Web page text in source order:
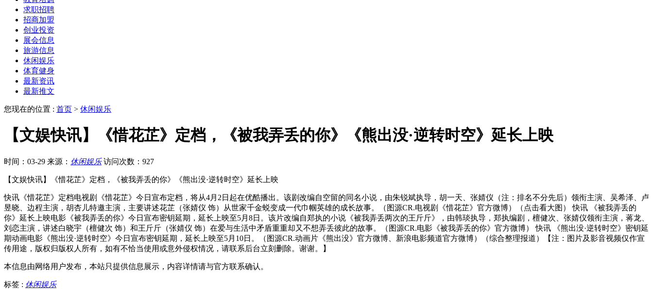
求职招聘
招商加盟
创业投资
展会信息
旅游信息
休闲娱乐
体育健身
最新资讯
最新推文
您现在的位置 : 首页 > 休闲娱乐
【文娱快讯】《惜花芷》定档，《被我弄丢的你》《熊出没·逆转时空》延长上映
时间：03-29 来源： 休闲娱乐 访问次数：927
【文娱快讯】《惜花芷》定档，《被我弄丢的你》《熊出没·逆转时空》延长上映
快讯《惜花芷》定档电视剧《惜花芷》今日宣布定档，将从4月2日起在优酷播出。该剧改编自空留的同名小说，由朱锐斌执导，胡一天、张婧仪（注：排名不分先后）领衔主演、吴希泽、卢
昱晓、边程主演，胡杏儿特邀主演，主要讲述花芷（张婧仪 饰）从世家千金蜕变成一代巾帼英雄的成长故事。（图源CR.电视剧《惜花芷》官方微博）（点击看大图） 快讯 《被我弄丢的
你》延长上映电影《被我弄丢的你》今日宣布密钥延期，延长上映至5月8日。该片改编自郑执的小说《被我弄丢两次的王斤斤》，由韩琰执导，郑执编剧，檀健次、张婧仪领衔主演，蒋龙、
刘恋主演，讲述白晓宇（檀健次 饰）和王斤斤（张婧仪 饰）在爱与生活中矛盾重重却又不想弄丢彼此的故事。（图源CR.电影《被我弄丢的你》官方微博） 快讯 《熊出没·逆转时空》密钥延
期动画电影《熊出没·逆转时空》今日宣布密钥延期，延长上映至5月10日。（图源CR.动画片《熊出没》官方微博、新浪电影频道官方微博）（综合整理报道）【注：图片及影音视频仅作宣
传用途，版权归版权人所有，如有不恰当使用或意外侵权情况，请联系后台立刻删除。谢谢。】
本信息由网络用户发布， 本站只提供信息展示，内容详情请与官方联系确认。
标签 : 休闲娱乐